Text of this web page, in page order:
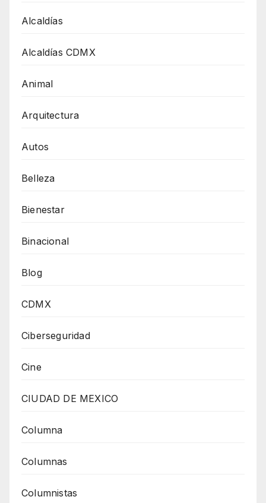
Alcaldías
Alcaldías CDMX
Animal
Arquitectura
Autos
Belleza
Bienestar
Binacional
Blog
CDMX
Ciberseguridad
Cine
CIUDAD DE MEXICO
Columna
Columnas
Columnistas